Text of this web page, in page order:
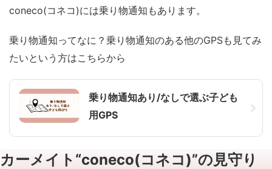
coneco(コネコ)には乗り物通知もあります。
乗り物通知ってなに？乗り物通知のある他のGPSも見てみ
たいという方はこちらから
乗り物通知あり/なしで選ぶ子ども
用GPS
カーメイト“coneco(コネコ)”の見守り